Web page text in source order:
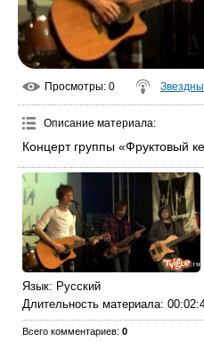
Просмотры: 0
Описание материала:
Концерт группы «Фруктовый
Язык: Русский
Длительность материала:
Всего комментариев: 0